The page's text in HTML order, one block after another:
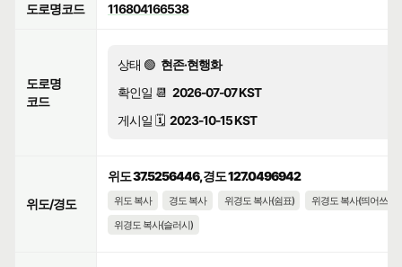
도로명코드 116804166538
도로명
코드
상태 🟢 현존·현행화
확인일 📆 2026-07-07 KST
게시일 🗓️ 2023-10-15 KST
위도/경도
위도 37.5256446, 경도 127.0496942
위도 복사 경도 복사 위경도 복사(쉼표)
위경도 복사(띄어쓰기)
위경도 복사(슬러시)